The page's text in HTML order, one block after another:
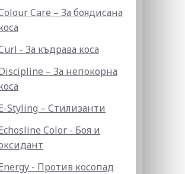
Care – За боядисана
- За къдрава коса
– За непокорна
Styling – Стилизанти
Color - Боя и
- Против косопад